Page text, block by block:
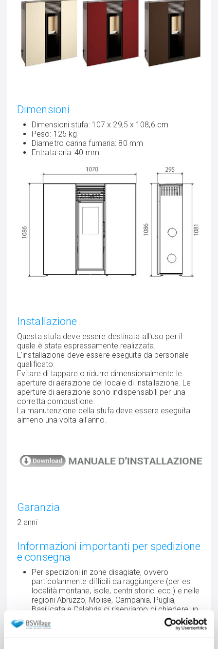
Dimensioni
Dimensioni stufa: 107 x 29,5 x 108,6 cm
Peso: 125 kg
Diametro canna fumaria: 80 mm
Entrata aria: 40 mm
Installazione
Questa stufa deve essere destinata all'uso per il
quale è stata espressamente realizzata.
L'installazione deve essere eseguita da personale
qualificato.
Evitare di tappare o ridurre dimensionalmente le
aperture di aerazione del locale di installazione. Le
aperture di aerazione sono indispensabili per una
corretta combustione.
La manutenzione della stufa deve essere eseguita
almeno una volta all'anno.
Garanzia
2 anni
Informazioni importanti per spedizione
e consegna
Per spedizioni in zone disagiate, ovvero
particolarmente difficili da raggiungere (per es.
località montane, isole, centri storici ecc.) e nelle
regioni Abruzzo, Molise, Campania, Puglia,
Basilicata e Calabria ci riserviamo di chiedere un
contributo aggiuntivo alle spese di spedizione
indicate sul sito/nel preventivo.